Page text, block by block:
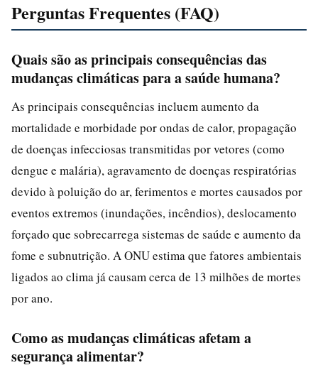
Perguntas Frequentes (FAQ)
Quais são as principais consequências das
mudanças climáticas para a saúde humana?
As principais consequências incluem aumento da
mortalidade e morbidade por ondas de calor, propagação
de doenças infecciosas transmitidas por vetores (como
dengue e malária), agravamento de doenças respiratórias
devido à poluição do ar, ferimentos e mortes causados por
eventos extremos (inundações, incêndios), deslocamento
forçado que sobrecarrega sistemas de saúde e aumento da
fome e subnutrição. A ONU estima que fatores ambientais
ligados ao clima já causam cerca de 13 milhões de mortes
por ano.
Como as mudanças climáticas afetam a
segurança alimentar?